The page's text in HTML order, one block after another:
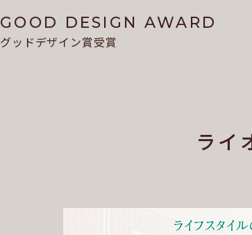
GOOD DESIGN AWARD
グッドデザイン賞受賞
ライ